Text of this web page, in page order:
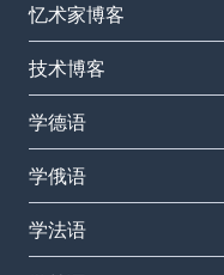
忆术家博客
技术博客
学德语
学俄语
学法语